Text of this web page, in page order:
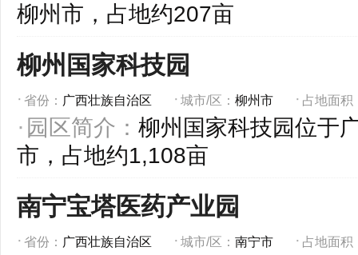
柳州市，占地约207亩
柳州国家科技园
省份： 广西壮族自治区 城市/区： 柳州市 占地面积
园区简介： 柳州国家科技园位于
市，占地约1,108亩
南宁宝塔医药产业园
省份： 广西壮族自治区 城市/区： 南宁市 占地面积